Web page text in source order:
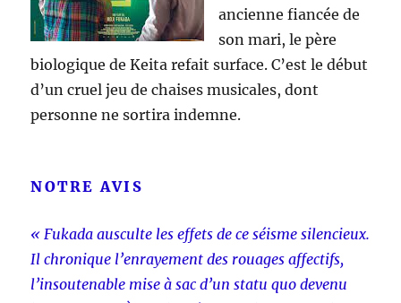
ancienne fiancée de
son mari, le père
biologique de Keita refait surface. C’est le début
d’un cruel jeu de chaises musicales, dont
personne ne sortira indemne.
NOTRE AVIS
« Fukada ausculte les effets de ce séisme silencieux.
Il chronique l’enrayement des rouages affectifs,
l’insoutenable mise à sac d’un statu quo devenu